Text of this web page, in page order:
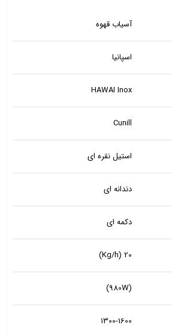
آسیاب قهوه
اسپانیا
HAWAI Inox
Cunill
استیل نقره ای
دندانه ای
دکمه ای
Kg/h) 20)
(980W)
1300-1600